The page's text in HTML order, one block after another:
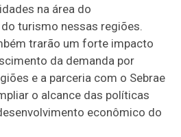
na área do
turismo nessas regiões.
trarão um forte impacto
da demanda por
e a parceria com o Sebrae
o alcance das políticas
econômico do